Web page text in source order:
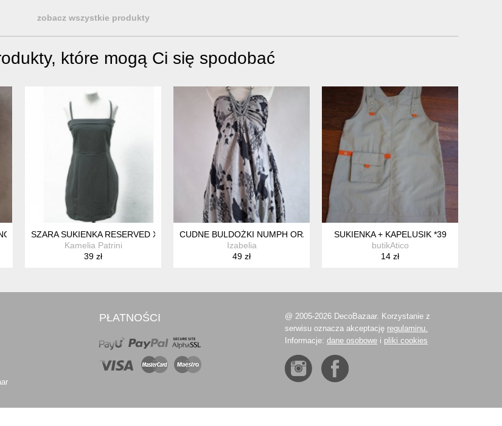
zobacz wszystkie produkty
które mogą Ci się spodobać
LEN XS
SZARA SUKIENKA RESERVED XS
Kamelia Patrini
39 zł
CUDNE BULDOŻKI NUMPH ORAZ
Izabelia
49 zł
SUKIENKA + KAPELUSIK *39
butikAtico
14 zł
PŁATNOŚCI
@ 2005-2026 DecoBazaar. Korzystanie z
serwisu oznacza akceptację regulaminu.
Informacje: dane osobowe i pliki cookies